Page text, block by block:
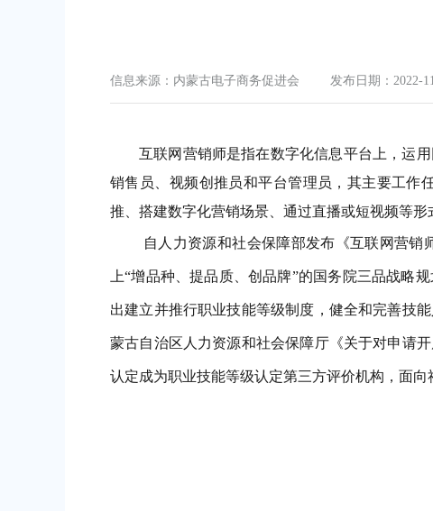
信息来源：内蒙古电子商务促进会 发布日期：2022-
互联网营销师是指在数字化信息平台上，运
销售员、视频创推员和平台管理员，其主要工作
推、搭建数字化营销场景、通过直播或短视频等
自人力资源和社会保障部发布《互联网营
上“增品种、提品质、创品牌”的国务院三品战略
出建立并推行职业技能等级制度，健全和完善技
蒙古自治区人力资源和社会保障厅《关于对申请
认定成为职业技能等级认定第三方评价机构，面向